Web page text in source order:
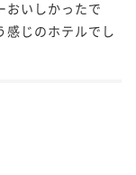
おいしかったで
感じのホテルでし